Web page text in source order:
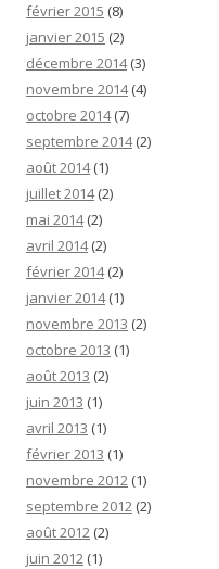
février 2015 (8)
janvier 2015 (2)
décembre 2014(3)
novembre 2014(4)
octobre 2014(7)
septembre 2014(2)
août 2014(1)
juillet 2014(2)
mai 2014(2)
avril 2014(2)
février 2014(2)
janvier 2014(1)
novembre 2013 (2)
octobre 2013 (1)
août 2013 (2)
juin 2013 (1)
avril 2013 (1)
février 2013 (1)
novembre 2012 (1)
septembre 2012 (2)
août 2012 (2)
juin 2012 (1)